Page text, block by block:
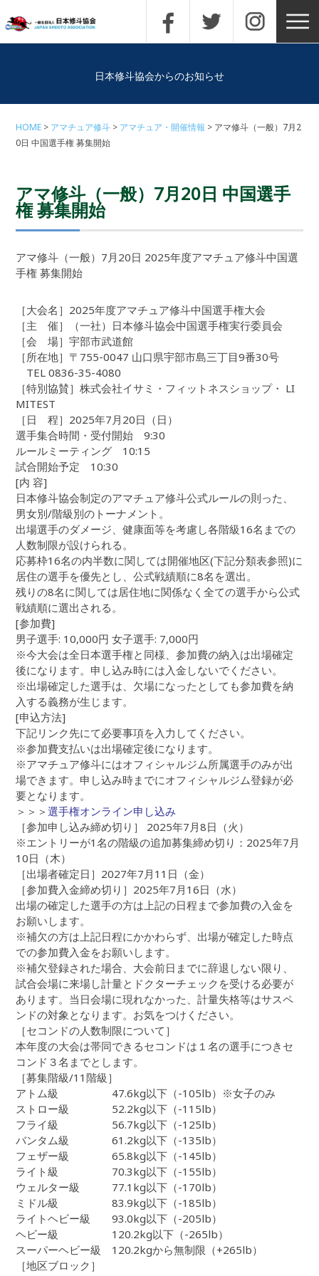
日本修斗協会からのお知らせ
HOME アマチュア修斗 アマチュア・開催情報
アマ修斗（一般）7月2
0日 中国選手権 募集開始
アマ修斗（一般）7月20日 中国選手
権 募集開始
アマ修斗（一般）7月20日 2025年度アマチュア修斗中国選
手権 募集開始
［大会名］2025年度アマチュア修斗中国選手権大会
［主 催］（一社）日本修斗協会中国選手権実行委員会
［会 場］宇部市武道館
［所在地］〒755-0047 山口県宇部市島三丁目9番30号
TEL 0836-35-4080
［特別協賛］株式会社イサミ・フィットネスショップ・ LI
MITEST
［日 程］2025年7月20日（日）
選手集合時間・受付開始 9:30
ルールミーティング 10:15
試合開始予定 10:30
[内 容]
日本修斗協会制定のアマチュア修斗公式ルールの則った、
男女別/階級別のトーナメント。
出場選手のダメージ、健康面等を考慮し各階級16名までの
人数制限が設けられる。
応募枠16名の内半数に関しては開催地区(下記分類表参照)に
居住の選手を優先とし、公式戦績順に8名を選出。
残りの8名に関しては居住地に関係なく全ての選手から公式
戦績順に選出される。
[参加費]
男子選手: 10,000円 女子選手: 7,000円
※今大会は全日本選手権と同様、参加費の納入は出場確定
後になります。申し込み時には入金しないでください。
※出場確定した選手は、欠場になったとしても参加費を納
入する義務が生じます。
[申込方法]
下記リンク先にて必要事項を入力してください。
※参加費支払いは出場確定後になります。
※アマチュア修斗にはオフィシャルジム所属選手のみが出
場できます。申し込み時までにオフィシャルジム登録が必
要となります。
＞＞＞選手権オンライン申し込み
［参加申し込み締め切り］ 2025年7月8日（火）
※エントリーが1名の階級の追加募集締め切り：2025年7月
10日（木）
［出場者確定日］2027年7月11日（金）
［参加費入金締め切り］2025年7月16日（水）
出場の確定した選手の方は上記の日程まで参加費の入金を
お願いします。
※補欠の方は上記日程にかかわらず、出場が確定した時点
での参加費入金をお願いします。
※補欠登録された場合、大会前日までに辞退しない限り、
試合会場に来場し計量とドクターチェックを受ける必要が
あります。当日会場に現れなかった、計量失格等はサスペ
ンドの対象となります。お気をつけください。
［セコンドの人数制限について］
本年度の大会は帯同できるセコンドは１名の選手につきセ
コンド３名までとします。
［募集階級/11階級］
アトム級 47.6kg以下（-105lb）※女子のみ
ストロー級 52.2kg以下（-115lb）
フライ級 56.7kg以下（-125lb）
バンタム級 61.2kg以下（-135lb）
フェザー級 65.8kg以下（-145lb）
ライト級 70.3kg以下（-155lb）
ウェルター級 77.1kg以下（-170lb）
ミドル級 83.9kg以下（-185lb）
ライトヘビー級 93.0kg以下（-205lb）
ヘビー級 120.2kg以下（-265lb）
スーパーヘビー級 120.2kgから無制限（+265lb）
［地区ブロック］